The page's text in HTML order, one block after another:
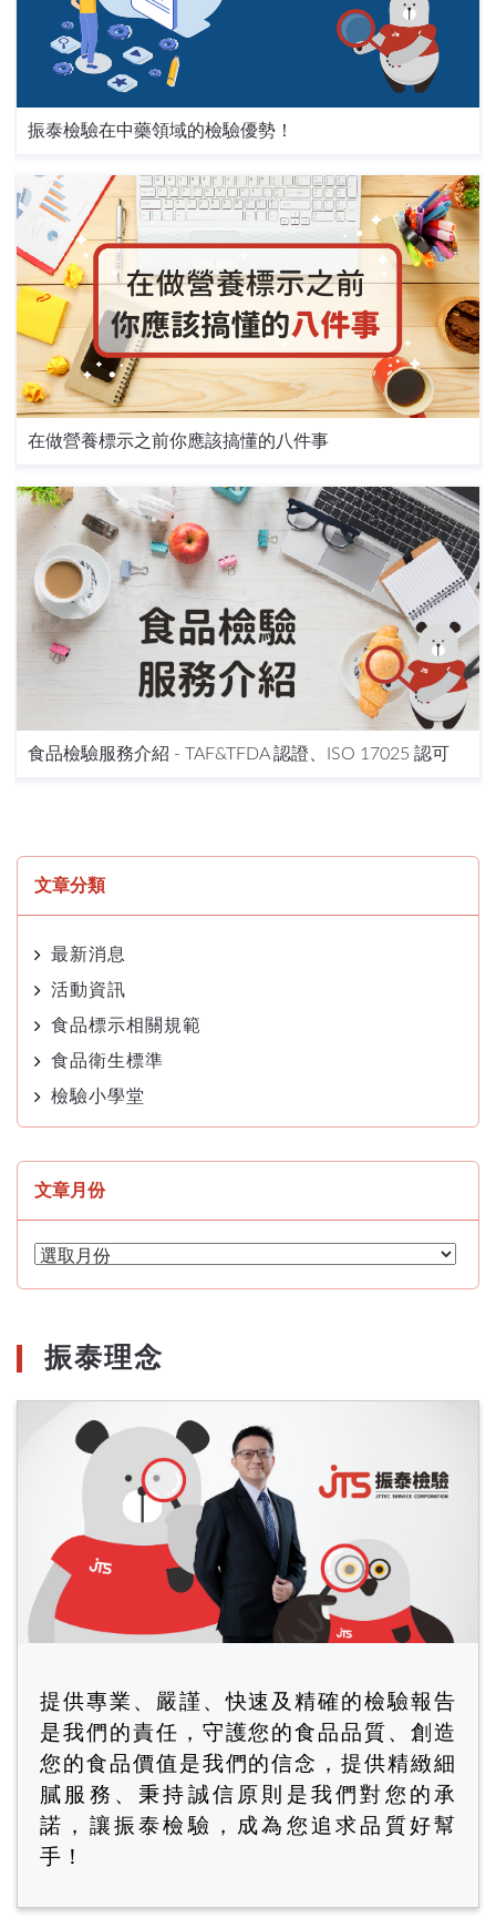
振泰檢驗在中藥領域的檢驗優勢！
在做營養標示之前你應該搞懂的八件事
食品檢驗服務介紹 - TAF&TFDA 認證、ISO 17025 認可
文章分類
最新消息
活動資訊
食品標示相關規範
食品衛生標準
檢驗小學堂
文章月份
文
振泰理念
提供專業、嚴謹、快速及精確的檢驗報告
是我們的責任，守護您的食品品質、創造
您的食品價值是我們的信念，提供精緻細
膩服務、秉持誠信原則是我們對您的承
諾，讓振泰檢驗，成為您追求品質好幫
手！